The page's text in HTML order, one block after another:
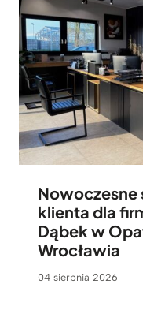
Nowoczesne
klienta dla
Dąbek w
Wrocławia
04 sierpnia 2026